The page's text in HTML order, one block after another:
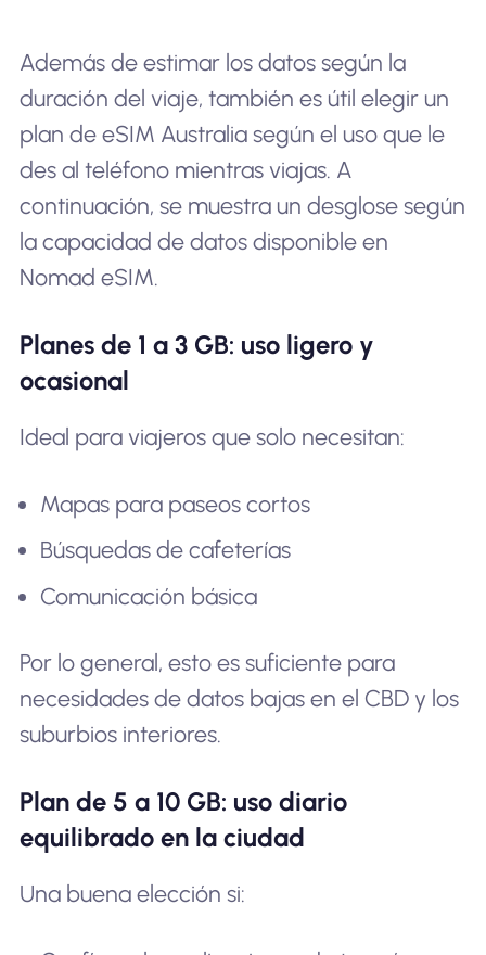
Además de estimar los datos según la
duración del viaje, también es útil elegir un
plan de eSIM Australia según el uso que le
des al teléfono mientras viajas. A
continuación, se muestra un desglose según
la capacidad de datos disponible en
Nomad eSIM.
Planes de 1 a 3 GB: uso ligero y
ocasional
Ideal para viajeros que solo necesitan:
Mapas para paseos cortos
Búsquedas de cafeterías
Comunicación básica
Por lo general, esto es suficiente para
necesidades de datos bajas en el CBD y los
suburbios interiores.
Plan de 5 a 10 GB: uso diario
equilibrado en la ciudad
Una buena elección si: